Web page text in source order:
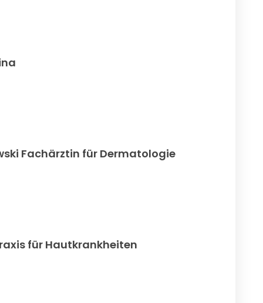
Fachärztin für Dermatologie
für Hautkrankheiten